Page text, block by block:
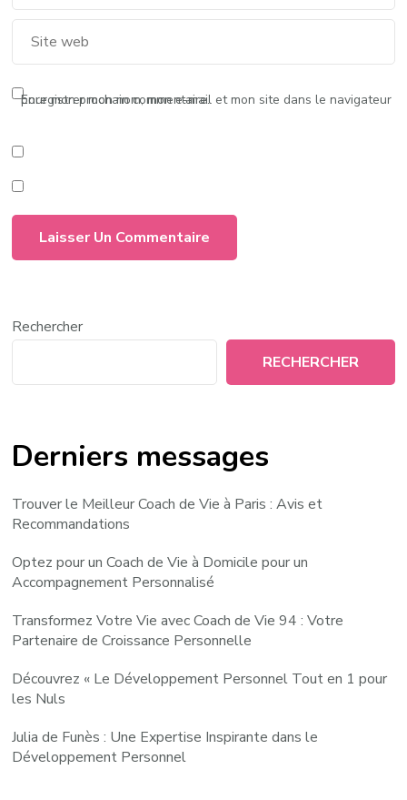
Enregistrer mon nom, mon e-mail et mon site dans le navigateur pour mon prochain commentaire.
Rechercher
RECHERCHER
Derniers messages
Trouver le Meilleur Coach de Vie à Paris : Avis et
Recommandations
Optez pour un Coach de Vie à Domicile pour un
Accompagnement Personnalisé
Transformez Votre Vie avec Coach de Vie 94 : Votre
Partenaire de Croissance Personnelle
Découvrez « Le Développement Personnel Tout en 1 pour
les Nuls
Julia de Funès : Une Expertise Inspirante dans le
Développement Personnel